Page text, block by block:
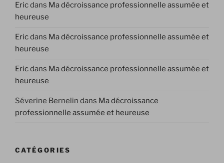
Ericdans Ma décroissance professionnelle assumée et
heureuse
Ericdans Ma décroissance professionnelle assumée et
heureuse
Ericdans Ma décroissance professionnelle assumée et
heureuse
Séverine Bernelin dans Ma décroissance
professionnelle assumée et heureuse
CATÉGORIES